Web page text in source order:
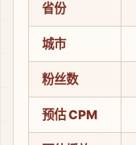
省份
城市
粉丝数
预估 CPM